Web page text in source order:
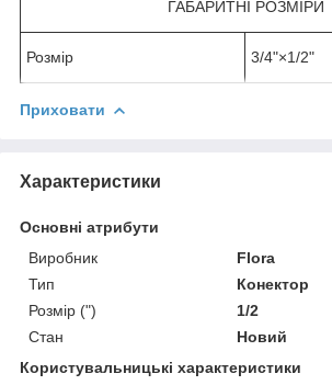
ГАБАРИТНІ РОЗМІРИ
Розмір 3/4"×1/2"
Приховати
Характеристики
Основні атрибути
Виробник
Flora
Тип
Конектор
Розмір (")
1/2
Стан
Новий
Користувальницькі характеристики